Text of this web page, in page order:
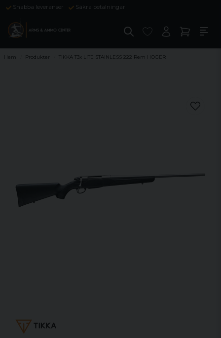
Snabba leveranser Säkra betalningar
Hem Produkter TIKKA T3x LITE STAINLESS 222 Rem HÖGER